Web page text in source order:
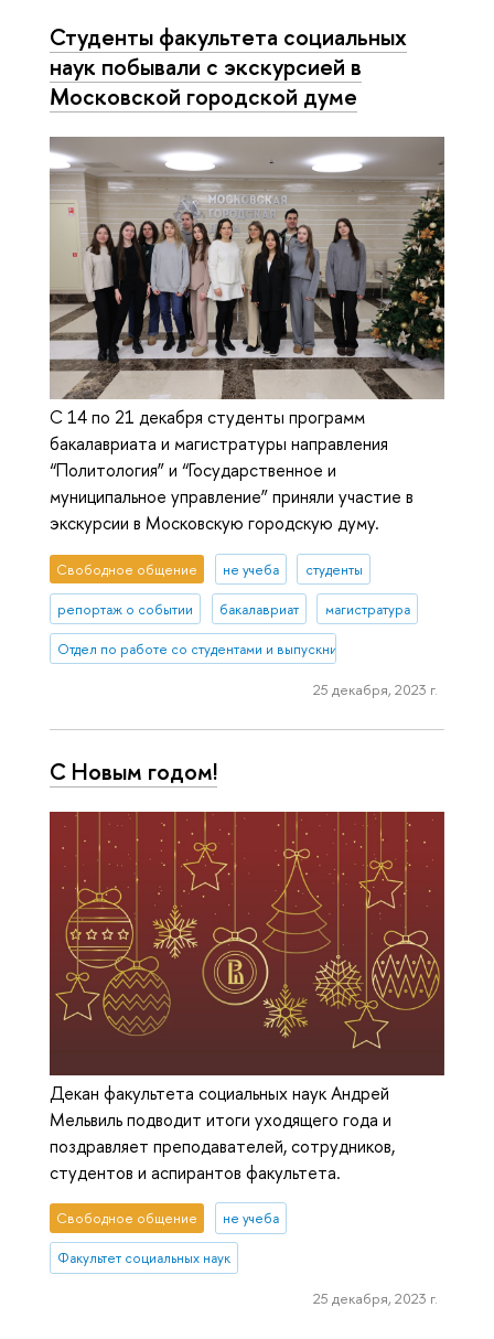
Студенты факультета социальных
наук побывали с экскурсией в
Московской городской думе
С 14 по 21 декабря студенты программ
бакалавриата и магистратуры направления
“Политология” и “Государственное и
муниципальное управление” приняли участие в
экскурсии в Московскую городскую думу.
Свободное общение не учеба студенты
репортаж о событии бакалавриат магистратура
Отдел по работе со студентами и выпускниками
25 декабря, 2023 г.
С Новым годом!
Декан факультета социальных наук Андрей
Мельвиль подводит итоги уходящего года и
поздравляет преподавателей, сотрудников,
студентов и аспирантов факультета.
Свободное общение не учеба
Факультет социальных наук
25 декабря, 2023 г.